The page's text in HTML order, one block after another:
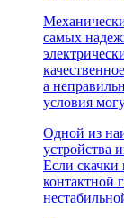
самых
а
условия
Одной из
устройства
Если скачки
контактной